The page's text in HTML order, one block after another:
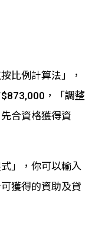
比例計算法 」，
$873,000 ，「調整
先合資格獲得資
」，你可以輸入
獲得的資助及貸